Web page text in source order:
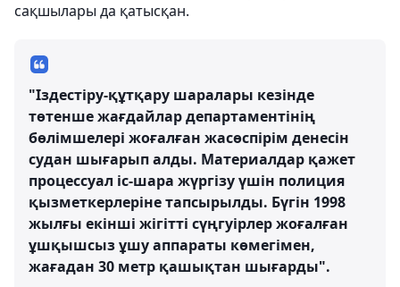
сақшылары да қатысқан.
"Іздестіру-құтқару шаралары кезінде
төтенше жағдайлар департаментінің
бөлімшелері жоғалған жасөспірім денесін
судан шығарып алды. Материалдар қажет
процессуал іс-шара жүргізу үшін полиция
қызметкерлеріне тапсырылды. Бүгін 1998
жылғы екінші жігітті сүңгуірлер жоғалған
ұшқышсыз ұшу аппараты көмегімен,
жағадан 30 метр қашықтан шығарды".